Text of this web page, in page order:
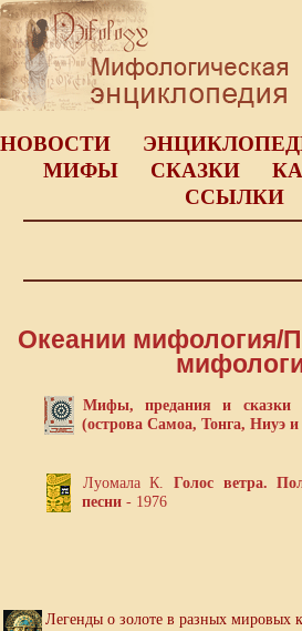
НОВОСТИ
МИФЫ
СКАЗКИ
ССЫЛКИ
Океании мифология/
Мифы, предания и сказки
(острова Самоа, Тонга, Ниуэ
Луомала К. Голос ветра.
песни- 1976
Легенды о золоте в разных мировых